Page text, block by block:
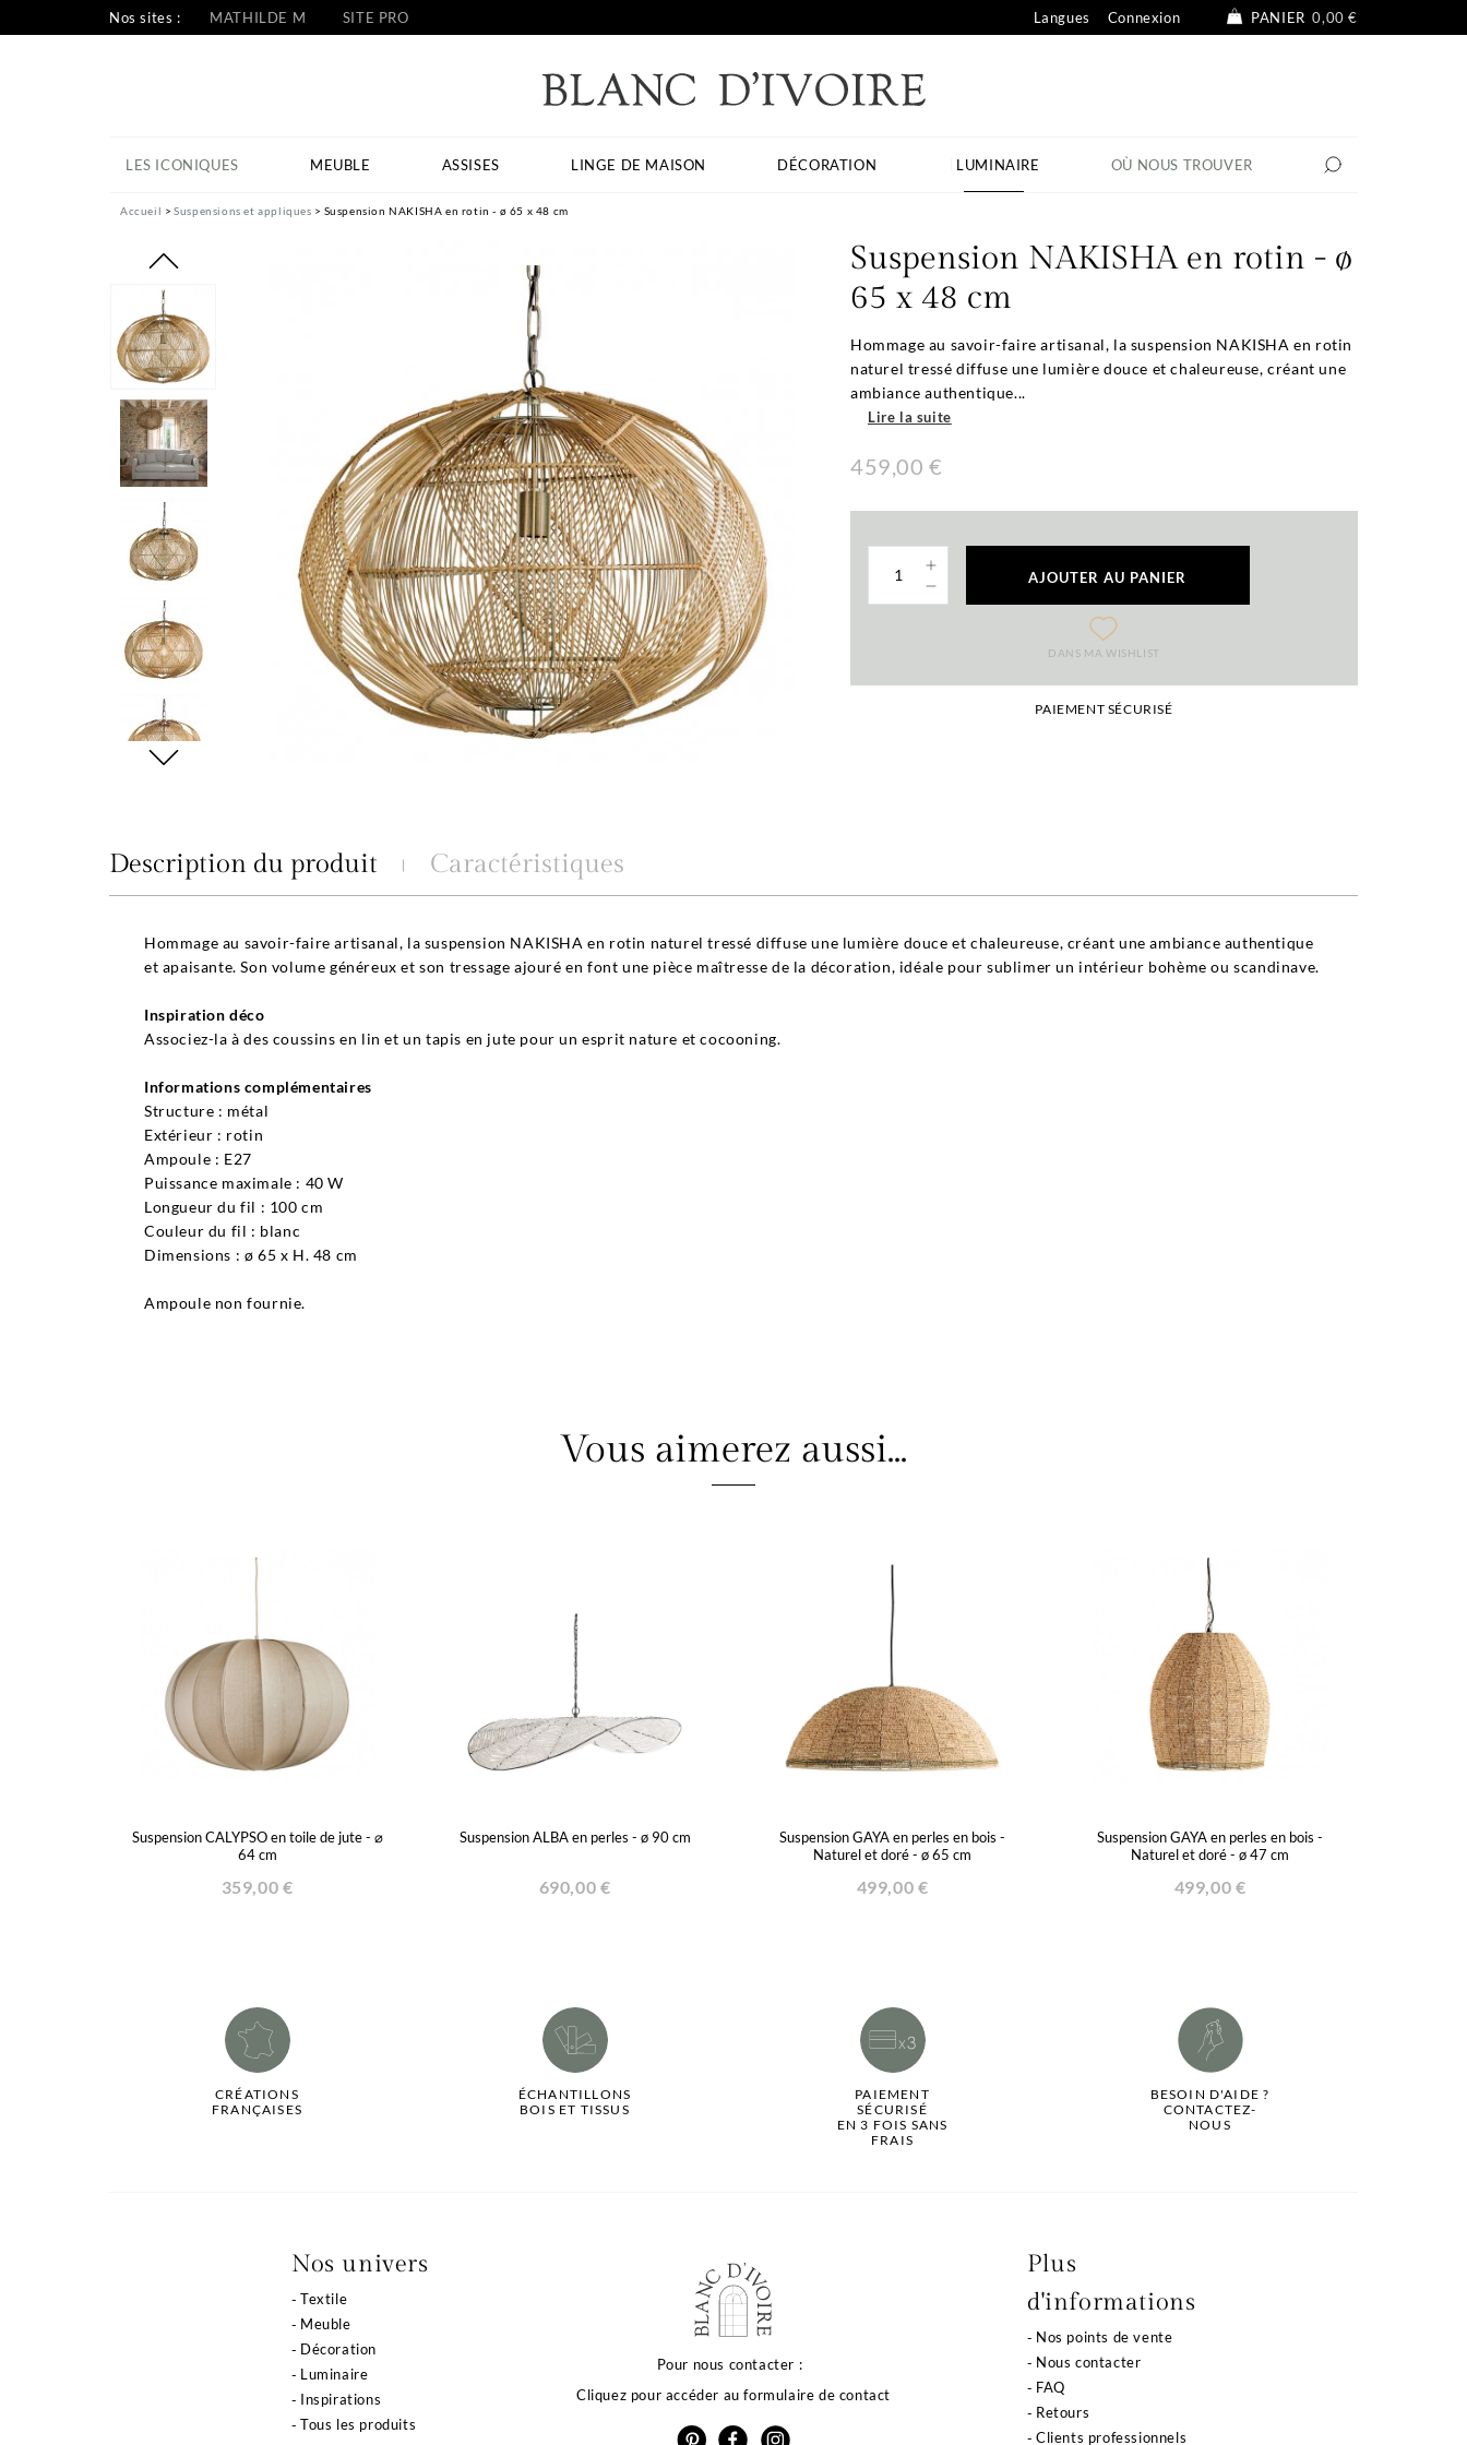
Nos sites : MATHILDE M SITE PRO Langues Connexion PANIER 0,00 €
LES ICONIQUES MEUBLE ASSISES LINGE DE MAISON DÉCORATION LUMINAIRE OÙ NOUS TROUVER
Accueil Suspensions et appliques Suspension NAKISHA en rotin - ø 65 x 48 cm
Suspension NAKISHA en rotin - ø
65 x 48 cm
Hommage au savoir-faire artisanal, la suspension NAKISHA en rotin
naturel tressé diffuse une lumière douce et chaleureuse, créant une
ambiance authentique...
Lire la suite
459,00 €
AJOUTER AU PANIER
DANS MA WISHLIST
PAIEMENT SÉCURISÉ
Description du produit Caractéristiques
Hommage au savoir-faire artisanal, la suspension NAKISHA en rotin naturel tressé diffuse une lumière douce et chaleureuse, créant une ambiance authentique
et apaisante. Son volume généreux et son tressage ajouré en font une pièce maîtresse de la décoration, idéale pour sublimer un intérieur bohème ou scandinave.
Inspiration déco
Associez-la à des coussins en lin et un tapis en jute pour un esprit nature et cocooning.
Informations complémentaires
Structure : métal
Extérieur : rotin
Ampoule : E27
Puissance maximale : 40 W
Longueur du fil : 100 cm
Couleur du fil : blanc
Dimensions : ø 65 x H. 48 cm
Ampoule non fournie.
Vous aimerez aussi...
Suspension CALYPSO en toile de jute - ⌀
64 cm
359,00 €
Suspension ALBA en perles - ø 90 cm
690,00 €
Suspension GAYA en perles en bois -
Naturel et doré - ø 65 cm
499,00 €
Suspension GAYA en perles en bois -
Naturel et doré - ø 47 cm
499,00 €
CRÉATIONS
FRANÇAISES
ÉCHANTILLONS
BOIS ET TISSUS
PAIEMENT
SÉCURISÉ
EN 3 FOIS SANS
FRAIS
BESOIN D'AIDE ?
CONTACTEZ-
NOUS
Nos univers
Textile
Meuble
Décoration
Luminaire
Inspirations
Tous les produits
Pour nous contacter :
Cliquez pour accéder au formulaire de contact
Plus
d'informations
Nos points de vente
Nous contacter
FAQ
Retours
Clients professionnels
Notre site utilise des cookies ou des technologies
similaires pour vous proposer des services et offres
adaptés à vos centres d’intérêt, vous garantir une meilleure
expérience utilisateur et réaliser des statistiques de